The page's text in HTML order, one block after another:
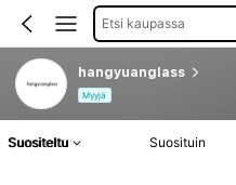
Etsi kaupassa
hangyuanglass
Myyjä
Suositeltu Suosituin